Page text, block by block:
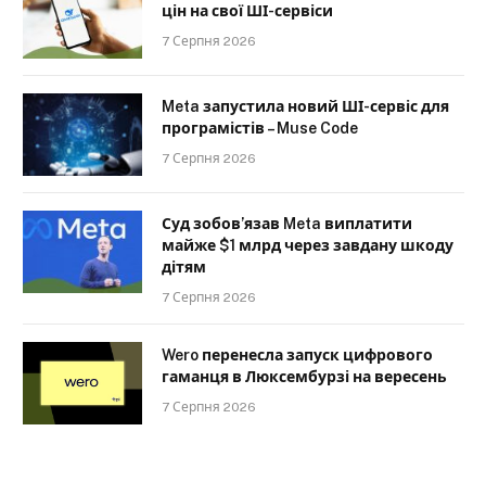
цін на свої ШІ-сервіси
7 Серпня 2026
Meta запустила новий ШІ-сервіс для
програмістів – Muse Code
7 Серпня 2026
Суд зобов’язав Meta виплатити
майже $1 млрд через завдану шкоду
дітям
7 Серпня 2026
Wero перенесла запуск цифрового
гаманця в Люксембурзі на вересень
7 Серпня 2026